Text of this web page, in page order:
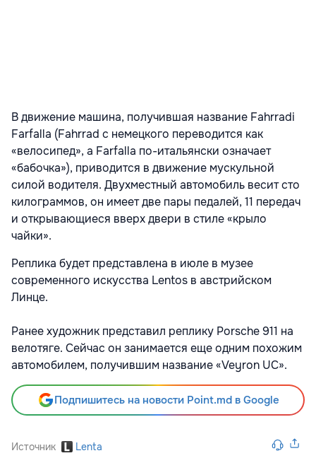
В движение машина, получившая название Fahrradi
Farfalla (Fahrrad с немецкого переводится как
«велосипед», а Farfalla по-итальянски означает
«бабочка»), приводится в движение мускульной
силой водителя. Двухместный автомобиль весит сто
килограммов, он имеет две пары педалей, 11 передач
и открывающиеся вверх двери в стиле «крыло
чайки».
Реплика будет представлена в июле в музее
современного искусства Lentos в австрийском
Линце.
Ранее художник представил реплику Porsche 911 на
велотяге. Сейчас он занимается еще одним похожим
автомобилем, получившим название «Veyron UC».
Подпишитесь на новости Point.md в Google
Источник Lenta